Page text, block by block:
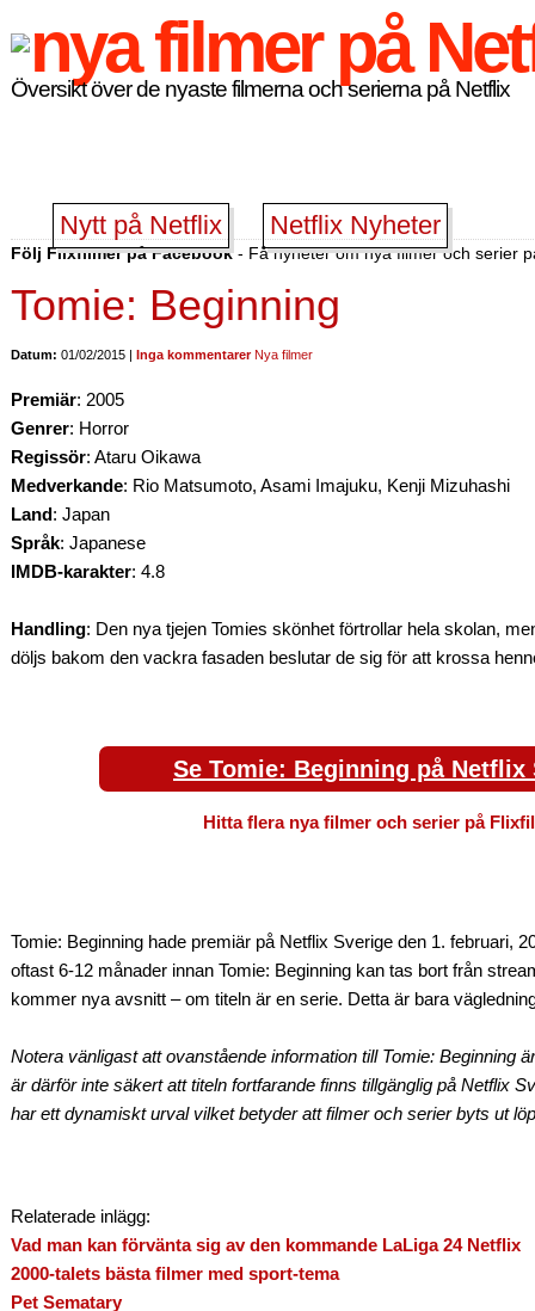
Översikt över de nyaste filmerna och serierna på Netflix
Nytt på Netflix Netflix Nyheter
Följ Flixfilmer på Facebook- Få nyheter om nya filmer och serier
Tomie: Beginning
Datum: 01/02/2015 | Inga kommentarer Nya filmer
Premiär: 2005
Genrer: Horror
Regissör: Ataru Oikawa
Medverkande: Rio Matsumoto, Asami Imajuku, Kenji Mizuhashi
Land: Japan
Språk: Japanese
IMDB-karakter: 4.8
Handling: Den nya tjejen Tomies skönhet förtrollar hela skolan,
döljs bakom den vackra fasaden beslutar de sig för att krossa
Se Tomie: Beginning på Netflix
Hitta flera nya filmer och serier på
Tomie: Beginning hade premiär på Netflix Sverige den 1. februari,
oftast 6-12 månader innan Tomie: Beginning kan tas bort från
kommer nya avsnitt – om titeln är en serie. Detta är bara
Notera vänligast att ovanstående information till Tomie: Beginning
är därför inte säkert att titeln fortfarande finns tillgänglig på Netflix
har ett dynamiskt urval vilket betyder att filmer och serier byts ut
Relaterade inlägg:
Vad man kan förvänta sig av den kommande LaLiga 24 Netflix
2000-talets bästa filmer med sport-tema
Pet Sematary